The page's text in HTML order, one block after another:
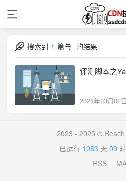
搜索到 1 篇与 的结果
评测脚本之
2021年03月02日
2023 - 2025 ©
已运行 1983 天 09 时
RSS